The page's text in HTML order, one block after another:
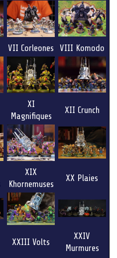
VII Corleones VIII Komodo
XI
Magnifiques
XII Crunch
XIX
Khornemuses
XX Plaies
XXIII Volts
XXIV
Murmures